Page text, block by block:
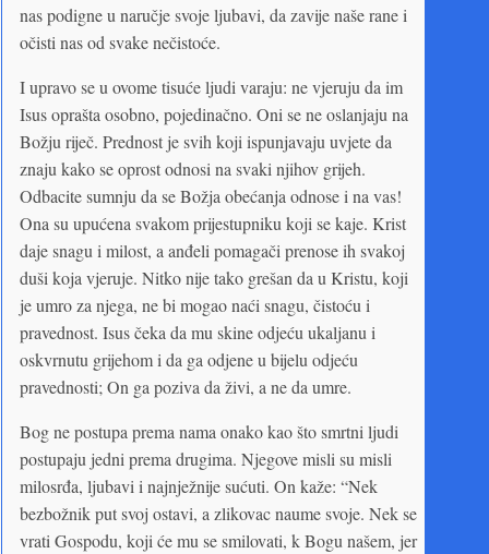
nas podigne u naručje svoje ljubavi, da zavije naše rane i
očisti nas od svake nečistoće.
I upravo se u ovome tisuće ljudi varaju: ne vjeruju da im
Isus oprašta osobno, pojedinačno. Oni se ne oslanjaju na
Božju riječ. Prednost je svih koji ispunjavaju uvjete da
znaju kako se oprost odnosi na svaki njihov grijeh.
Odbacite sumnju da se Božja obećanja odnose i na vas!
Ona su upućena svakom prijestupniku koji se kaje. Krist
daje snagu i milost, a anđeli pomagači prenose ih svakoj
duši koja vjeruje. Nitko nije tako grešan da u Kristu, koji
je umro za njega, ne bi mogao naći snagu, čistoću i
pravednost. Isus čeka da mu skine odjeću ukaljanu i
oskvrnutu grijehom i da ga odjene u bijelu odjeću
pravednosti; On ga poziva da živi, a ne da umre.
Bog ne postupa prema nama onako kao što smrtni ljudi
postupaju jedni prema drugima. Njegove misli su misli
milosrđa, ljubavi i najnježnije sućuti. On kaže: “Nek
bezbožnik put svoj ostavi, a zlikovac naume svoje. Nek se
vrati Gospodu, koji će mu se smilovati, k Bogu našem, jer